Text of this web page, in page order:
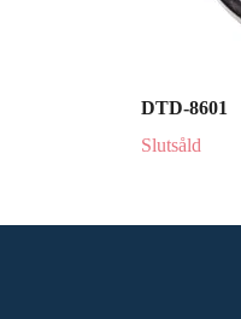
DTD-8601
Slutsåld